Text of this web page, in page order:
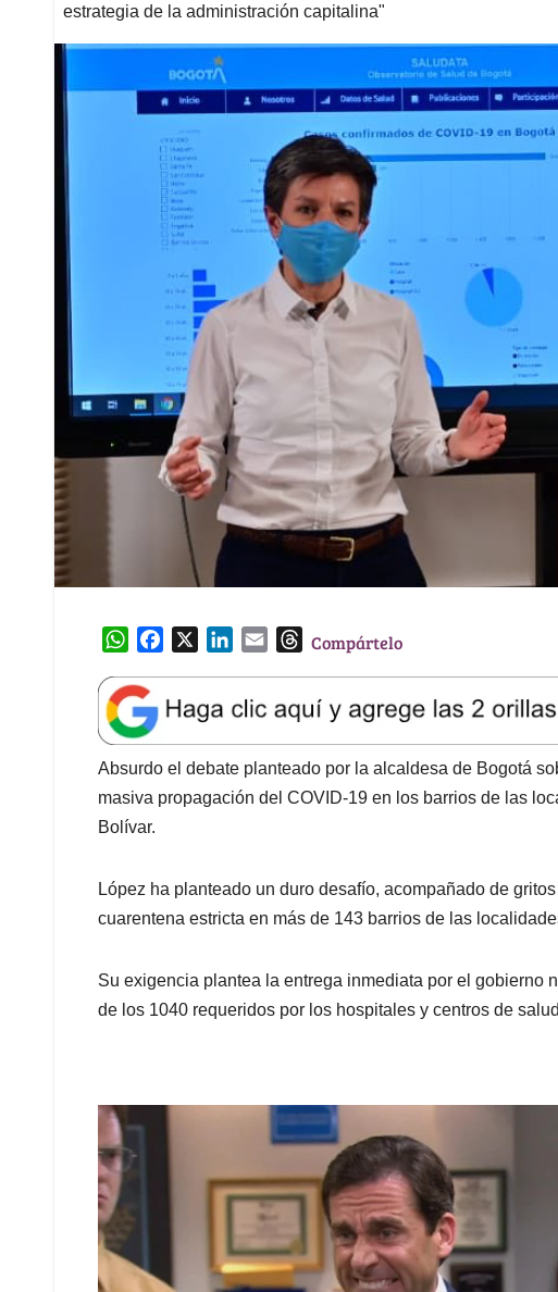
estrategia de la administración capitalina"
W
a
t
s
A
p
p
e
b
o
o
k
e
d
I
l
T
e
a
d
s
Compártelo
Absurdo el debate planteado por la alcaldesa de Bogotá
masiva propagación del COVID-19 en los barrios de las
Bolívar.
López ha planteado un duro desafío, acompañado de
cuarentena estricta en más de 143 barrios de las
Su exigencia plantea la entrega inmediata por el gobierno
de los 1040 requeridos por los hospitales y centros de